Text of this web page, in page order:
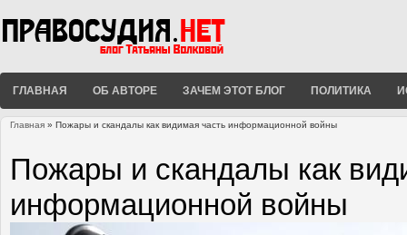
ГЛАВНАЯ ОБ АВТОРЕ ЗАЧЕМ ЭТОТ БЛОГ ПОЛИТИКА
Главная » Пожары и скандалы как видимая часть информационной войны
Пожары и скандалы как
информационной войны